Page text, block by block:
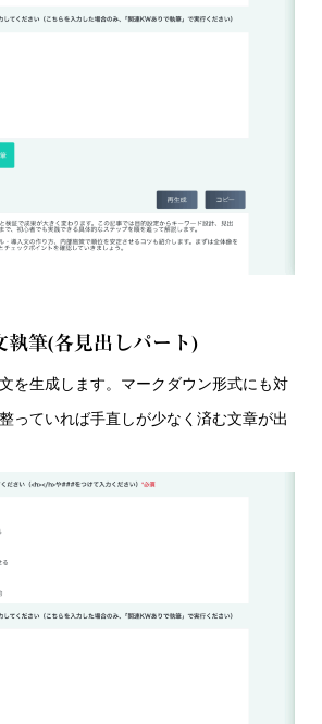
執筆(各見出しパート)
を生成します。マークダウン形式にも対
っていれば手直しが少なく済む文章が出